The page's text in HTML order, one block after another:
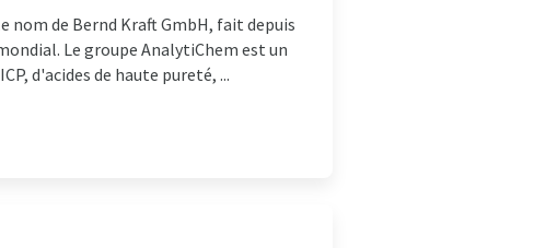
nom de Bernd Kraft GmbH, fait depuis
Le groupe AnalytiChem est un
d'acides de haute pureté, ...